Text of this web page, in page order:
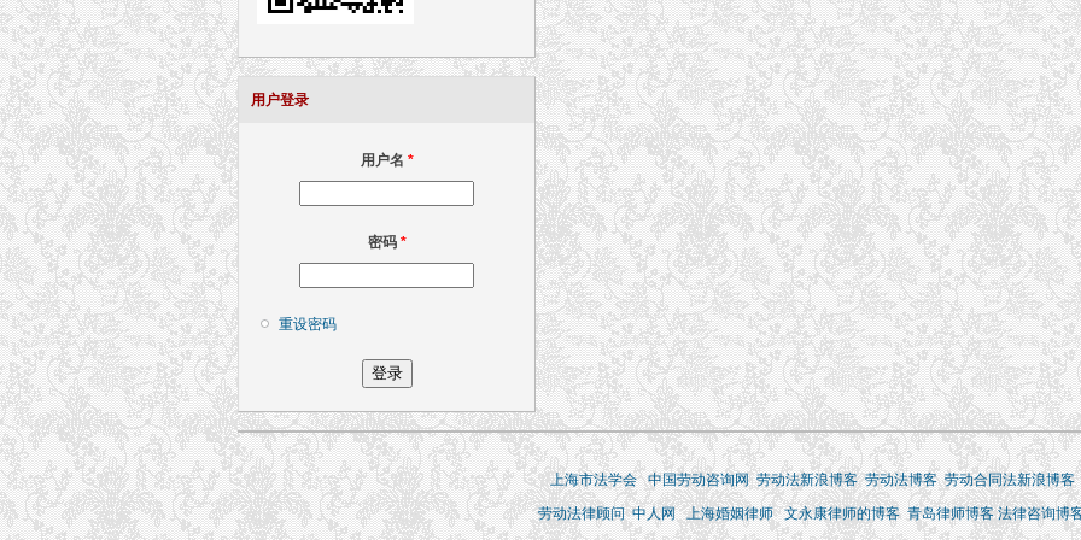
用户登录
用户名 *
密码 *
重设密码
上海市法学会 中国劳动咨询网 劳动法新浪博客 劳动法博客 劳动合同法新浪博客
劳动法律顾问 中人网 上海婚姻律师 文永康律师的博客 青岛律师博客法律咨询博